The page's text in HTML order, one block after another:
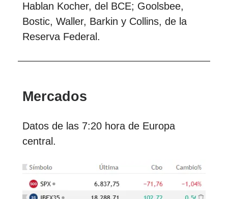
Hablan Kocher, del BCE; Goolsbee,
Bostic, Waller, Barkin y Collins, de la
Reserva Federal.
Mercados
Datos de las 7:20 hora de Europa
central.